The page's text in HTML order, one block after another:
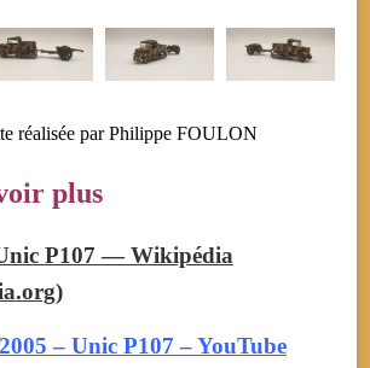
réalisée par Philippe FOULON
plus
P107 — Wikipédia
– Unic P107 – YouTube